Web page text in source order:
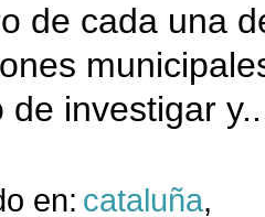
de cada una
de investigar
en: cataluña,